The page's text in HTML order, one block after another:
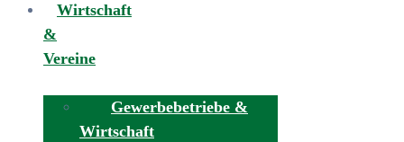
Wirtschaft
&
Vereine
Gewerbebetriebe &
Wirtschaft